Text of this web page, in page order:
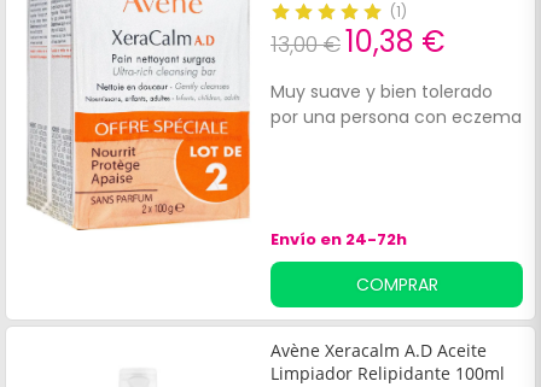
(1)
13,00 €10,38 €
Muy suave y bien tolerado
por una persona con eczema
Envío en 24-72h
COMPRAR
Avène Xeracalm A.D Aceite
Limpiador Relipidante 100ml